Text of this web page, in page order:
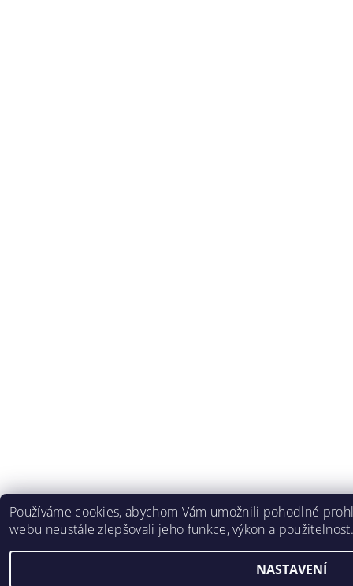
Používáme cookies, abychom Vám umožnili pohodlné
webu neustále zlepšovali jeho funkce, výkon a
NASTAVENÍ